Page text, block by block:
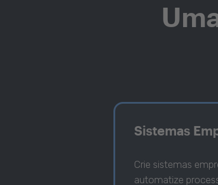
Sistemas
Crie sistemas
automatize